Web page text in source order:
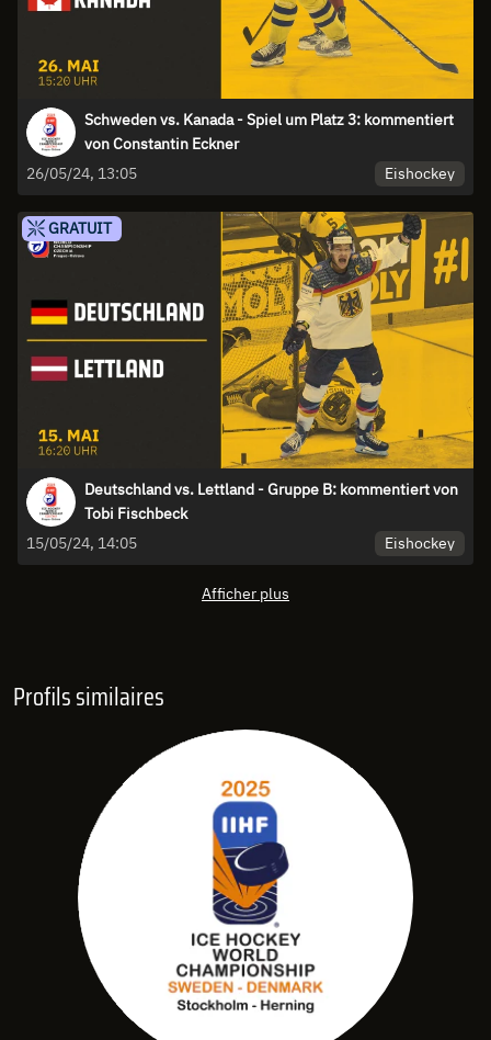
Schweden vs. Kanada - Spiel um Platz 3: kommentiert
von Constantin Eckner
26/05/24, 13:05
Eishockey
GRATUIT
Deutschland vs. Lettland - Gruppe B: kommentiert von
Tobi Fischbeck
15/05/24, 14:05
Eishockey
Afficher plus
Profils similaires